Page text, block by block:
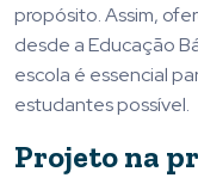
propósito. Assim,
desde a Educação
escola é essencial
estudantes possível.
Projeto na